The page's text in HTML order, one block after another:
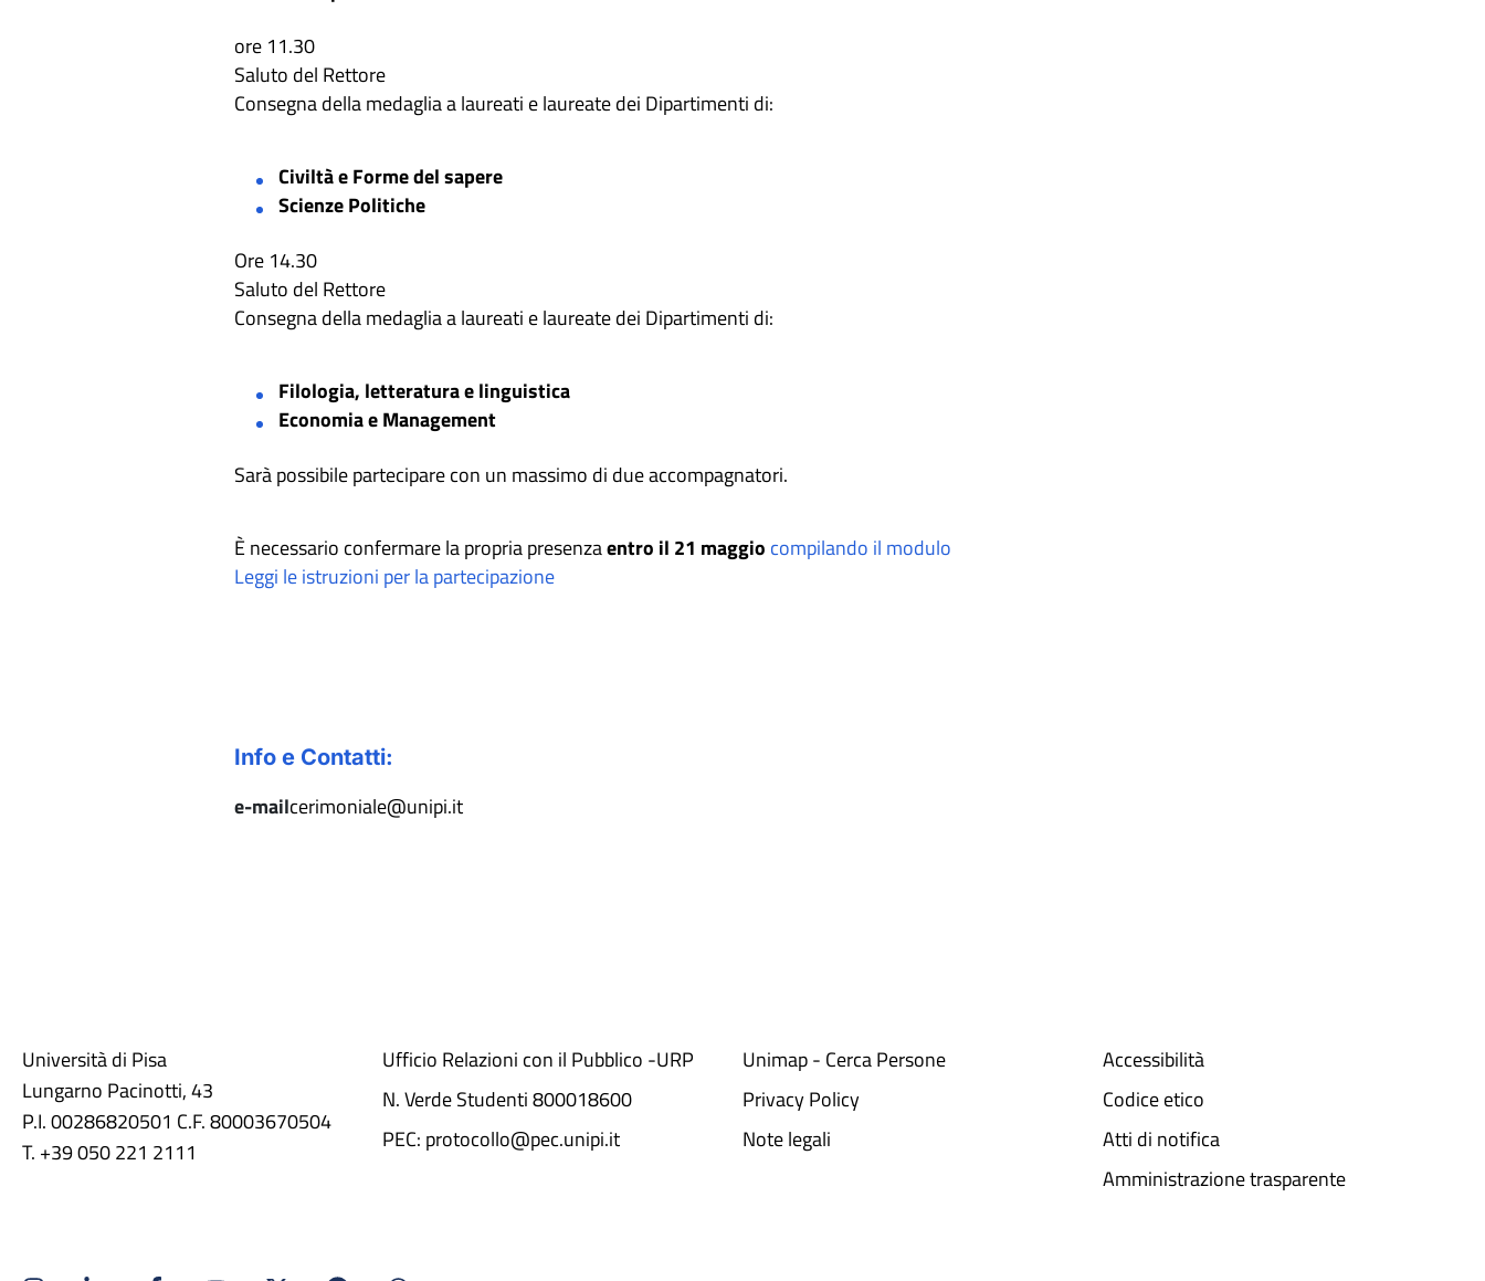
ore 11.30
Saluto del Rettore
Consegna della medaglia a laureati e laureate dei Dipartimenti di:
Civiltà e Forme del sapere
Scienze Politiche
Ore 14.30
Saluto del Rettore
Consegna della medaglia a laureati e laureate dei Dipartimenti di:
Filologia, letteratura e linguistica
Economia e Management
Sarà possibile partecipare con un massimo di due accompagnatori.
È necessario confermare la propria presenzaentro il 21 maggio compilando il modulo
Leggi le istruzioni per la partecipazione
Info e Contatti:
e-mailcerimoniale@unipi.it
Università di Pisa
Lungarno Pacinotti, 43
P.I. 00286820501 C.F. 80003670504
T. +39 050 221 2111
Ufficio Relazioni con il Pubblico -URP
N. Verde Studenti 800018600​
PEC: protocollo@pec.unipi.it
Unimap - Cerca Persone
Privacy Policy
Note legali
Accessibilità
Codice etico
Atti di notifica
Amministrazione trasparente